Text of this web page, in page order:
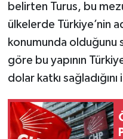
belirten Turus, bu
ülkelerde Türkiye’nin
konumunda olduğunu
göre bu yapının
dolar katkı